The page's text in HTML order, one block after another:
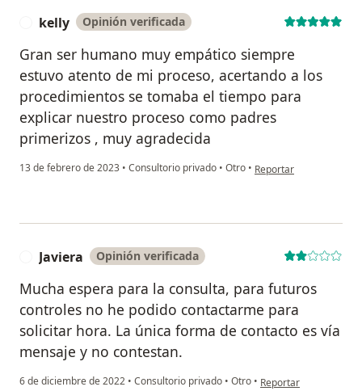
kelly Opinión verificada
Gran ser humano muy empático siempre
estuvo atento de mi proceso, acertando a los
procedimientos se tomaba el tiempo para
explicar nuestro proceso como padres
primerizos , muy agradecida
13 de febrero de 2023 • Consultorio privado • Otro • en opinión del usuario
Reportar
Javiera Opinión verificada
Mucha espera para la consulta, para futuros
controles no he podido contactarme para
solicitar hora. La única forma de contacto es vía
mensaje y no contestan.
6 de diciembre de 2022 • Consultorio privado • Otro • en opinión del usuario
Reportar